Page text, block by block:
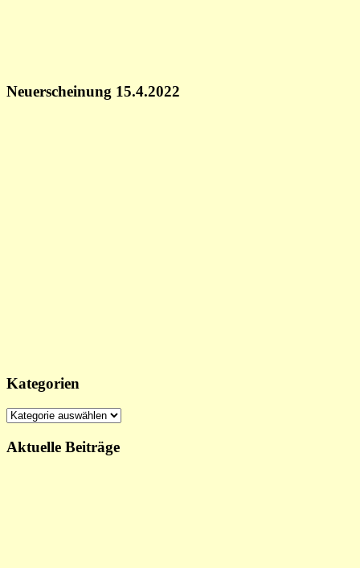
Neuerscheinung 15.4.2022
Kategorien
Kategorien
Aktuelle Beiträge